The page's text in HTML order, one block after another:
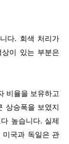
다. 회색 처리가
이 있는 부분은
비율을 보유하고
상승폭을 보였지
높습니다. 실제
미국과 독일은 관